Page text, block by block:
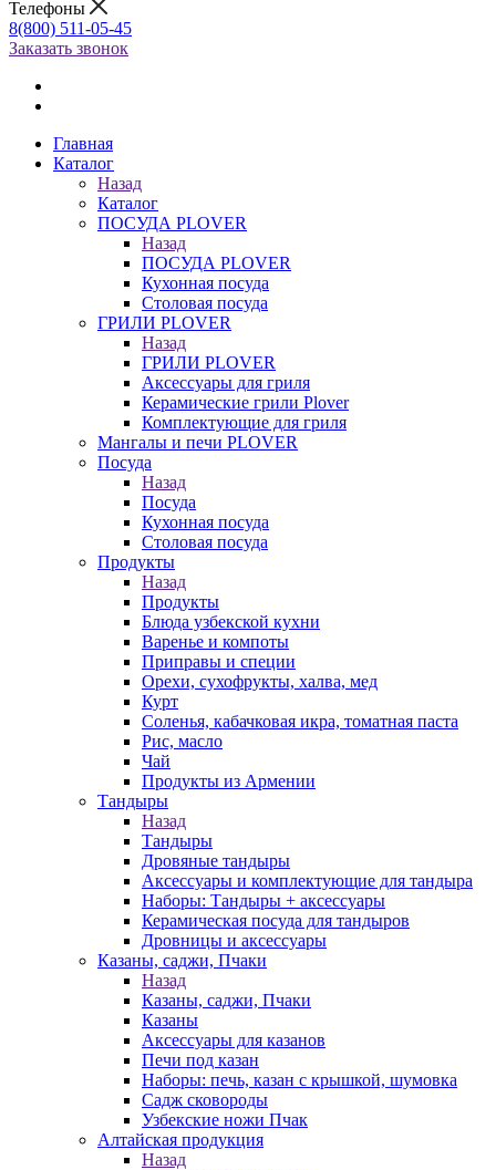
Телефоны
8(800) 511-05-45
Заказать звонок
Главная
Каталог
Назад
Каталог
ПОСУДА PLOVER
Назад
ПОСУДА PLOVER
Кухонная посуда
Столовая посуда
ГРИЛИ PLOVER
Назад
ГРИЛИ PLOVER
Аксессуары для гриля
Керамические грили Plover
Комплектующие для гриля
Мангалы и печи PLOVER
Посуда
Назад
Посуда
Кухонная посуда
Столовая посуда
Продукты
Назад
Продукты
Блюда узбекской кухни
Варенье и компоты
Приправы и специи
Орехи, сухофрукты, халва, мед
Курт
Соленья, кабачковая икра, томатная паста
Рис, масло
Чай
Продукты из Армении
Тандыры
Назад
Тандыры
Дровяные тандыры
Аксессуары и комплектующие для тандыра
Наборы: Тандыры + аксессуары
Керамическая посуда для тандыров
Дровницы и аксессуары
Казаны, саджи, Пчаки
Назад
Казаны, саджи, Пчаки
Казаны
Аксессуары для казанов
Печи под казан
Наборы: печь, казан с крышкой, шумовка
Садж сковороды
Узбекские ножи Пчак
Алтайская продукция
Назад